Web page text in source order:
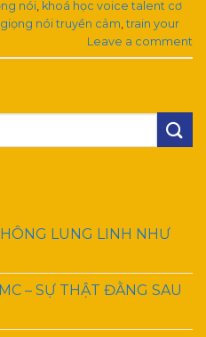
nói khoá học voice talent cơ
giọng nói truyền cảm ,train your
Leave a comment
LUNG LINH NHƯ
– SỰ THẬT ĐẰNG SAU